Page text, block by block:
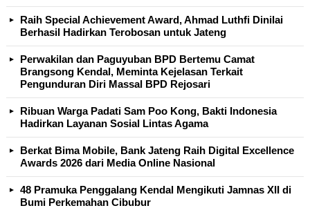
Raih Special Achievement Award, Ahmad Luthfi Dinilai
Berhasil Hadirkan Terobosan untuk Jateng
Perwakilan dan Paguyuban BPD Bertemu Camat
Brangsong Kendal, Meminta Kejelasan Terkait
Pengunduran Diri Massal BPD Rejosari
Ribuan Warga Padati Sam Poo Kong, Bakti Indonesia
Hadirkan Layanan Sosial Lintas Agama
Berkat Bima Mobile, Bank Jateng Raih Digital Excellence
Awards 2026 dari Media Online Nasional
48 Pramuka Penggalang Kendal Mengikuti Jamnas XII di
Bumi Perkemahan Cibubur